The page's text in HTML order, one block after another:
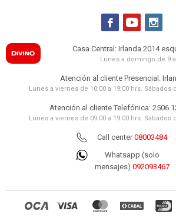
  
Casa Central: Irlanda 2014
Lunes a domingo de 9 a
Atención al cliente Presencial:
Lunes a viernes de 10:00 a 19:00 hrs. Sábados
Atención al cliente Telefónica: 2506
Lunes a viernes de 09:00 a 19:00 hrs. Sábados
Call center08003484
Whatsapp (solo
mensajes) 092093467